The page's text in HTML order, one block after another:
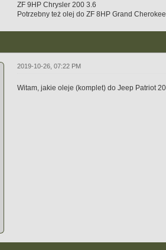
ZF 9HP Chrysler 200 3.6
Potrzebny też olej do ZF 8HP Grand
2019-10-26, 07:22 PM
Witam, jakie oleje (komplet) do Jeep Patriot